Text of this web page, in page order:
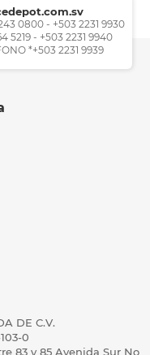
0800 - +503 2231 9930
5219 - +503 2231 9940
*+503 2231 9939
DE C.V.
0
83 y 85 Avenida Sur No